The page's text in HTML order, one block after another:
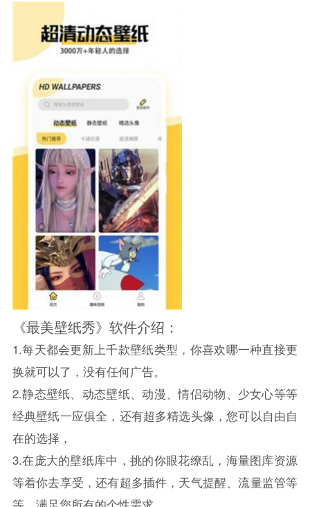
《最美壁纸秀》软件介绍：
1.每天都会更新上千款壁纸类型，你喜欢哪一种直接更
换就可以了，没有任何广告。
2.静态壁纸、动态壁纸、动漫、情侣动物、少女心等等
经典壁纸一应俱全，还有超多精选头像，您可以自由自
在的选择，
3.在庞大的壁纸库中，挑的你眼花缭乱，海量图库资源
等着你去享受，还有超多插件，天气提醒、流量监管等